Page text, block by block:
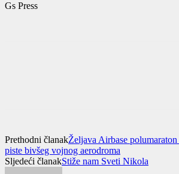
Gs Press
Prethodni članakŽeljava Airbase
piste bivšeg vojnog aerodroma
Sljedeći članakStiže nam Sveti Nikola